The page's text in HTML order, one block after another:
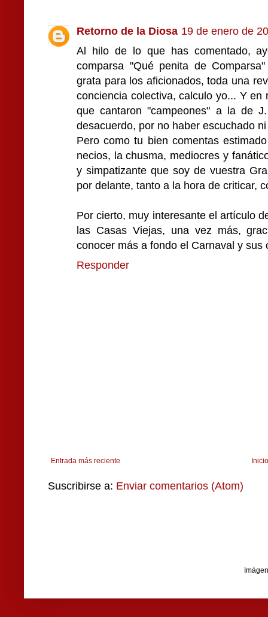
Retorno de la Diosa 19 de enero de
Al hilo de lo que has comentado,
comparsa "Qué penita de
grata para los aficionados, toda una
conciencia colectiva, calculo yo... Y
que cantaron "campeones" a la de
desacuerdo, por no haber escuchado
Pero como tu bien comentas
necios, la chusma, mediocres y
y simpatizante que soy de vuestra
por delante, tanto a la hora de criticar,
Por cierto, muy interesante el artículo
las Casas Viejas, una vez más,
conocer más a fondo el Carnaval y sus
Responder
Entrada más reciente Inicio
Suscribirse a: Enviar comentarios (Atom)